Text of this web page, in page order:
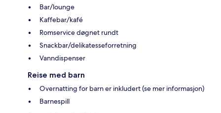
Bar/lounge
Kaffebar/kafé
Romservice døgnet rundt
Snackbar/delikatesseforretning
Vanndispenser
Reise med barn
Overnatting for barn er inkludert (se mer informasjon)
Barnespill